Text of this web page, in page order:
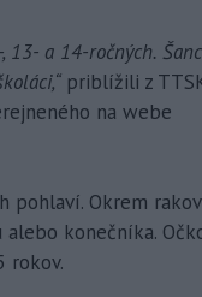
13- a 14-ročných.
priblížili z
na webe
pohlaví. Okrem
konečníka.
rokov.